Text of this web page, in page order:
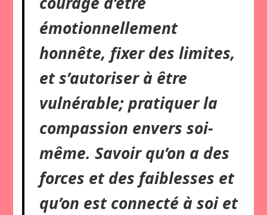
émotionnellement
honnête, fixer des limites,
et s’autoriser à être
vulnérable; pratiquer la
compassion envers soi-
même. Savoir qu’on a des
forces et des faiblesses et
qu’on est connecté à soi et